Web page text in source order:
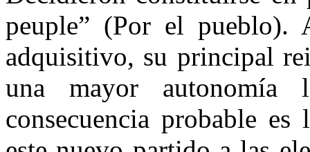
peuple” (Por el pueblo).
adquisitivo, su principal
una mayor autonomía
consecuencia probable